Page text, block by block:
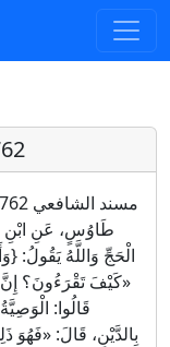
طَاوُسٍ، عَنِ ابْنِ
«كَيْفَ تَقْرَءُونَ؟ إِنَّ
قَالُوا:
بِالدَّيْنِ، قَالَ: